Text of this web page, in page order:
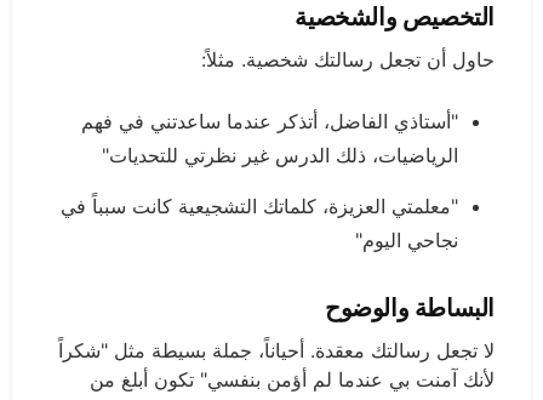
التخصيص والشخصية
حاول أن تجعل رسالتك شخصية. مثلاً:
"أستاذي الفاضل، أتذكر عندما ساعدتني في فهم
الرياضيات، ذلك الدرس غير نظرتي للتحديات"
"معلمتي العزيزة، كلماتك التشجيعية كانت سبباً في
نجاحي اليوم"
البساطة والوضوح
لا تجعل رسالتك معقدة. أحياناً، جملة بسيطة مثل "شكراً
لأنك آمنت بي عندما لم أؤمن بنفسي" تكون أبلغ من